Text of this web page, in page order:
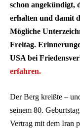
schon angekündigt,
erhalten und damit
Mögliche
Freitag.
USA bei
erfahren.
Der Berg kreißte –
seinem 80.
Vertrag mit dem Iran